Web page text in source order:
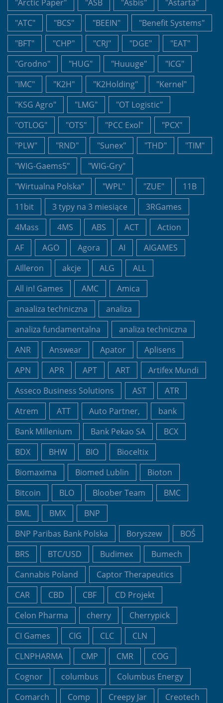
"Arctic Paper" "ASB "Asbis"
"Astarta"
"ATC"
"BCS" "BEEIN"
"Benefit Systems"
"BFT"
"CHP" "CRJ" "DGE"
"EAT"
"Grodno"
"HUG" "Huuuge"
"ICG"
"IMC"
"K2H" "K2Holding"
"Kernel"
"KSG Agro"
"LMG"
"OT Logistic"
"OTLOG"
"OTS" "PCC Exol"
"PCX"
"PLW"
"RND" "Sunex" "THD"
"TIM"
"WIG-Gaems5"
"WIG-Gry"
"Wirtualna Polska"
"WPL" "ZUE"
11B
11bit
3 typy na 3 miesiące
3RGames
4Mass
4MS ABS ACT
Action
AF
AGO Agora AI
AIGAMES
AIlleron
akcje ALG
ALL
All in! Games
AMC
Amica
anaaliza techniczna
analiza
analiza fundamentalna
analiza techniczna
ANR
Answear Apator
Aplisens
APN
APR APT ART
Artifex Mundi
Asseco Business Solutions
AST
ATR
Atrem
ATT Auto Partner,
bank
Bank Millenium
Bank Pekao SA
BCX
BDX
BHW BIO
Bioceltix
Biomaxima
Biomed Lublin
Bioton
Bitcoin
BLO Bloober Team
BMC
BML
BMX
BNP
BNP Paribas Bank Polska
Boryszew
BOŚ
BRS
BTC/USD Budimex
Bumech
Cannabis Poland
Captor Therapeutics
CAR
CBD CBF
CD Projekt
Celon Pharma
cherry
Cherrypick
CI Games
CIG CLC
CLN
CLNPHARMA
CMP CMR
COG
Cognor
columbus
Columbus Energy
Comarch
Comp Creepy Jar
Creotech